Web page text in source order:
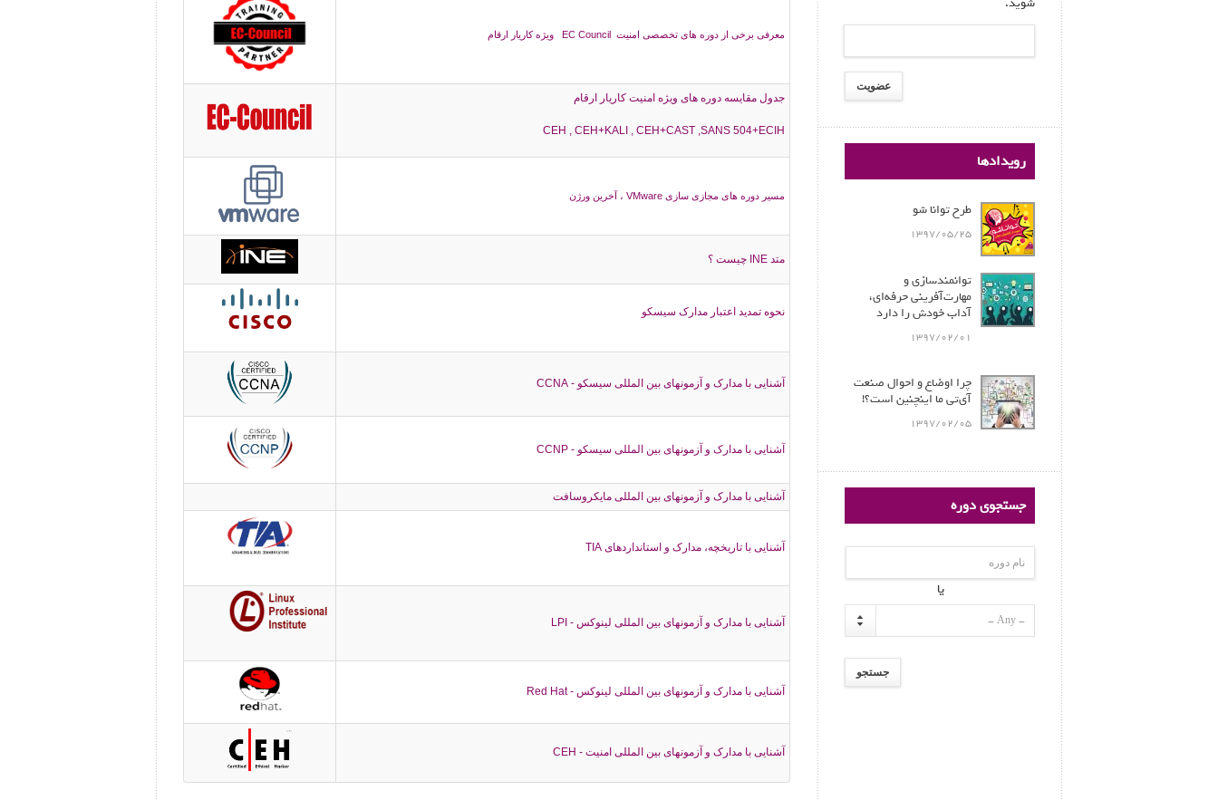
رویدادها
طرح توانا شو
1397/05/25
توانمندسازی و
مهارت‌آفرینی حرفه‌ای،
آداب خودش را دارد
1397/02/01
چرا اوضاع و احوال صنعت
آی‌تی ما اینچنین است؟!
1397/02/05
جستجوی دوره
یا
- Any -
معرفی برخی از دوره های تخصصی امنیت EC Council ویژه کاریار ارقام
جدول مقایسه دوره های ویژه امنیت کاریار ارقام
CEH , CEH+KALI , CEH+CAST ,SANS 504+ECIH
مسیر دوره های مجازی سازی VMware ، آخرین ورژن
متد INE چیست ؟
نحوه تمدید اعتبار مدارک سیسکو
آشنایی با مدارک و آزمونهای بین المللی سیسکو - CCNA
آشنایی با مدارک و آزمونهای بین المللی سیسکو - CCNP
آشنایی با مدارک و آزمونهای بین المللی مایکروسافت
آشنایی با تاریخچه، مدارک و استانداردهای TIA
آشنایی با مدارک و آزمونهای بین المللی لینوکس - LPI
آشنایی با مدارک و آزمونهای بین المللی لینوکس - Red Hat
آشنایی با مدارک و آزمونهای بین المللی امنیت - CEH